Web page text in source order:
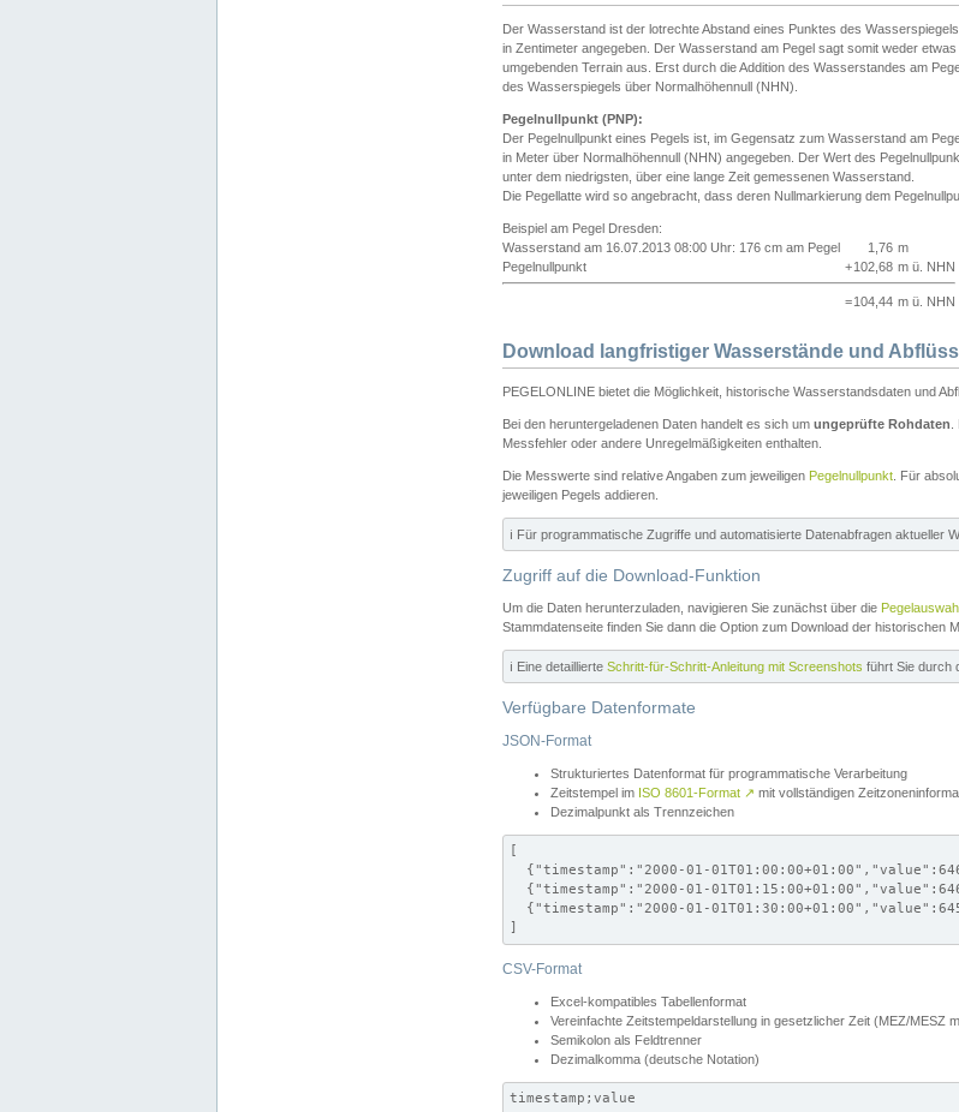
Der Wasserstand ist der lotrechte Abstand eines Punktes des
in Zentimeter angegeben. Der Wasserstand am Pegel sagt somit weder
umgebenden Terrain aus. Erst durch die Addition des Wasserstandes am
des Wasserspiegels über Normalhöhennull (NHN).
Pegelnullpunkt (PNP):
Der Pegelnullpunkt eines Pegels ist, im Gegensatz zum Wasserstand am
in Meter über Normalhöhennull (NHN) angegeben. Der Wert des
unter dem niedrigsten, über eine lange Zeit gemessenen Wasserstand.
Die Pegellatte wird so angebracht, dass deren Nullmarkierung dem
Beispiel am Pegel Dresden:
Wasserstand am 16.07.2013 08:00 Uhr: 176 cm am Pegel
1,76 m
Pegelnullpunkt
+102,68 m ü. NHN
=104,44 m ü. NHN
Download langfristiger Wasserstände und
PEGELONLINE bietet die Möglichkeit, historische Wasserstandsdaten und
Bei den heruntergeladenen Daten handelt es sich um ungeprüfte Rohdaten
Messfehler oder andere Unregelmäßigkeiten enthalten.
Die Messwerte sind relative Angaben zum jeweiligen Pegelnullpunkt . Für
jeweiligen Pegels addieren.
ℹ️ Für programmatische Zugriffe und automatisierte Datenabfragen aktueller
Zugriff auf die Download-Funktion
Um die Daten herunterzuladen, navigieren Sie zunächst über die
Stammdatenseite finden Sie dann die Option zum Download der historischen
ℹ️ Eine detaillierte Schritt-für-Schritt-Anleitung mit Screenshots führt Sie durch
Verfügbare Datenformate
JSON-Format
Strukturiertes Datenformat für programmatische Verarbeitung
Zeitstempel im ISO 8601-Format ↗ mit vollständigen
Dezimalpunkt als Trennzeichen
[
{"timestamp":"2000-01-
{"timestamp":"2000-01-
{"timestamp":"2000-01-
]
CSV-Format
Excel-kompatibles Tabellenformat
Vereinfachte Zeitstempeldarstellung in gesetzlicher Zeit (MEZ/MESZ
Semikolon als Feldtrenner
Dezimalkomma (deutsche Notation)
timestamp;value